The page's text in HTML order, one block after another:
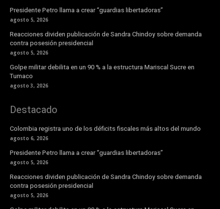
Presidente Petro llama a crear “guardias libertadoras”
agosto 5, 2026
Reacciones dividen publicación de Sandra Chindoy sobre demanda
contra posesión presidencial
agosto 5, 2026
Golpe militar debilita en un 90 % a la estructura Mariscal Sucre en
Tumaco
agosto 3, 2026
Destacado
Colombia registra uno de los déficits fiscales más altos del mundo
agosto 6, 2026
Presidente Petro llama a crear “guardias libertadoras”
agosto 5, 2026
Reacciones dividen publicación de Sandra Chindoy sobre demanda
contra posesión presidencial
agosto 5, 2026